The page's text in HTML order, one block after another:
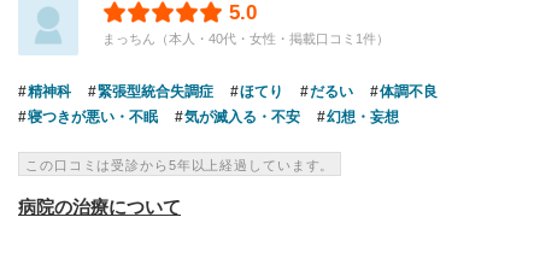
5.0
まっちん（本人・40代・女性・掲載口コミ1件）
精神科 緊張型統合失調症 ほてり だるい
体調不良
寝つきが悪い・不眠
気が滅入る・不安 幻想・妄想
この口コミは受診から5年以上経過しています。
病院の治療について